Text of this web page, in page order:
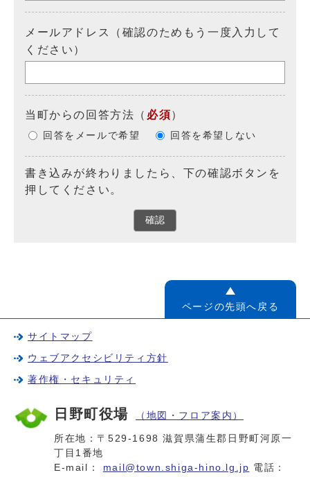
メールアドレス（確認のためもう一度入力して
ください）
当町からの回答方法 （ 必須）
回答をメールで希望 回答を希望しない
書き込みが終わりましたら、下の確認ボタンを
押してください。
確認
ページの先頭へ戻る
サイトマップ
ウェブアクセシビリティ方針
著作権・セキュリティ
日野町役場 （地図・フロア案内）
所在地：〒529-1698 滋賀県蒲生郡日野町河原一
丁目1番地
E-mail： mail@town.shiga-hino.lg.jp 電話：